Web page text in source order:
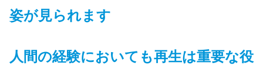
姿が見られます
人間の経験においても再生は重要な役